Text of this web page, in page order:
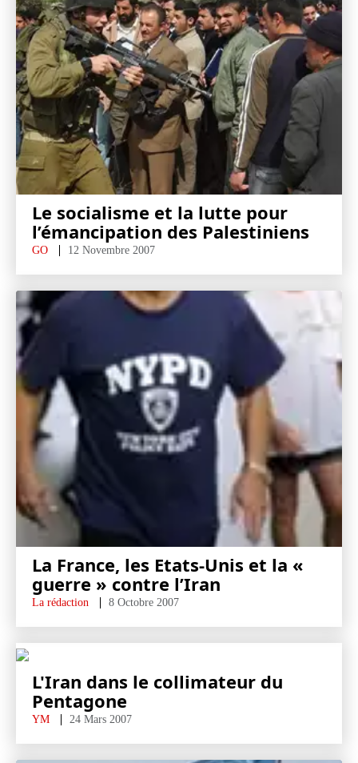
Le socialisme et la lutte pour
l’émancipation des Palestiniens
GO 12 Novembre 2007
La France, les Etats-Unis et la «
guerre » contre l’Iran
La rédaction 8 Octobre 2007
L'Iran dans le collimateur du
Pentagone
YM 24 Mars 2007